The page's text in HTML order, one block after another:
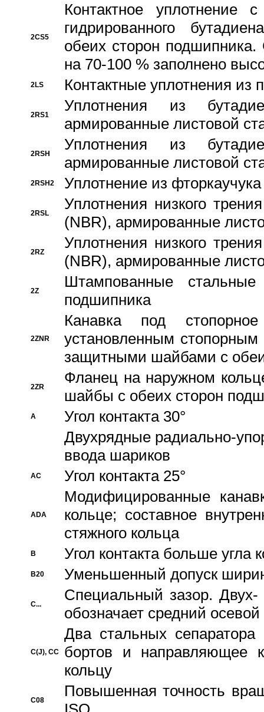
2CS5
Контактное уплотнение
гидрированного
обеих сторон
на 70-100 % заполнено
2LS Контактные уплотнения из
2RS1
Уплотнения из
армированные листовой
2RSH
Уплотнения из
армированные листовой
2RSH2 Уплотнение из
2RSL
Уплотнения низкого
(NBR), армированные
2RZ
Уплотнения низкого
(NBR), армированные
2Z
Штампованные
подшипника
2ZNR
Канавка под
установленным
защитными шайбами с
2ZR
Фланец на наружном
шайбы с обеих сторон
A
Угол контакта 30°
Двухрядные радиально-
ввода шариков
AC Угол контакта 25°
ADA
Модифицированные
кольце; составное
стяжного кольца
B Угол контакта больше угла
B20 Уменьшенный допуск
C...
Специальный зазор.
обозначает средний
C(J), CC
Два стальных сепаратора
бортов и направляющее
кольцу
C08
Повышенная точность